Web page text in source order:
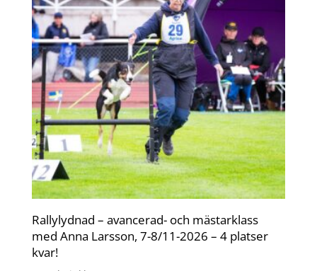
Rallylydnad – avancerad- och mästarklass
med Anna Larsson, 7-8/11-2026 – 4 platser
kvar!